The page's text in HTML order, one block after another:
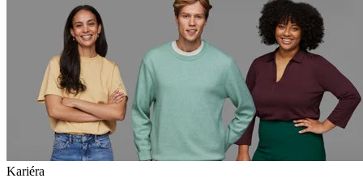
Kariéra